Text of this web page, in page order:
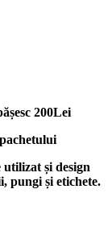
200Lei
și design
pungi și etichete.